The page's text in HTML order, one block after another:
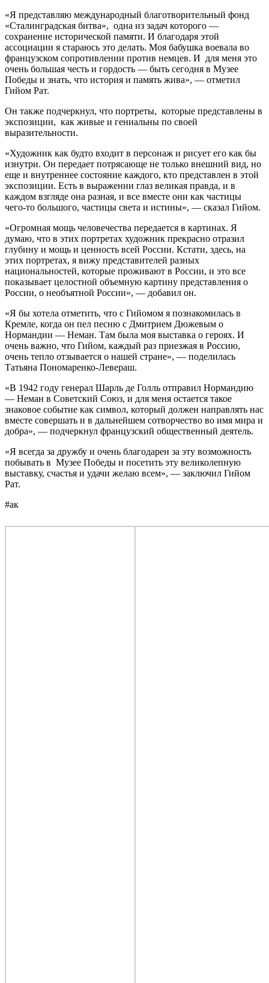
«Я представляю международный благотворительный фонд
«Сталинградская битва», одна из задач которого —
сохранение исторической памяти. И благодаря этой
ассоциации я стараюсь это делать. Моя бабушка воевала во
французском сопротивлении против немцев. И для меня это
очень большая честь и гордость — быть сегодня в Музее
Победы и знать, что история и память жива», — отметил
Гийом Рат.
Он также подчеркнул, что портреты, которые представлены в
экспозиции, как живые и гениальны по своей
выразительности.
«Художник как будто входит в персонаж и рисует его как бы
изнутри. Он передает потрясающе не только внешний вид, но
еще и внутреннее состояние каждого, кто представлен в этой
экспозиции. Есть в выражении глаз великая правда, и в
каждом взгляде она разная, и все вместе они как частицы
чего-то большого, частицы света и истины», — сказал Гийом.
«Огромная мощь человечества передается в картинах. Я
думаю, что в этих портретах художник прекрасно отразил
глубину и мощь и ценность всей России. Кстати, здесь, на
этих портретах, я вижу представителей разных
национальностей, которые проживают в России, и это все
показывает целостной объемную картину представления о
России, о необъятной России», — добавил он.
«Я бы хотела отметить, что с Гийомом я познакомилась в
Кремле, когда он пел песню с Дмитрием Дюжевым о
Нормандии — Неман. Там была моя выставка о героях. И
очень важно, что Гийом, каждый раз приезжая в Россию,
очень тепло отзывается о нашей стране», — поделилась
Татьяна Пономаренко-Левераш.
«В 1942 году генерал Шарль де Голль отправил Нормандию
— Неман в Советский Союз, и для меня остается такое
знаковое событие как символ, который должен направлять нас
вместе совершать и в дальнейшем сотворчество во имя мира и
добра», — подчеркнул французский общественный деятель.
«Я всегда за дружбу и очень благодарен за эту возможность
побывать в Музее Победы и посетить эту великолепную
выставку, счастья и удачи желаю всем», — заключил Гийом
Рат.
#ак